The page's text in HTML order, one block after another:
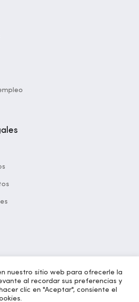
poropcion5.com| Todos los derechos
| Versión 1.2
nuestro sitio web para ofrecerle la
al recordar sus preferencias y
clic en "Aceptar", consiente el